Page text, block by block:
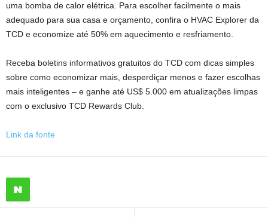
uma bomba de calor elétrica. Para escolher facilmente o mais
adequado para sua casa e orçamento, confira o HVAC Explorer da
TCD e economize até 50% em aquecimento e resfriamento.
Receba boletins informativos gratuitos do TCD com dicas simples
sobre como economizar mais, desperdiçar menos e fazer escolhas
mais inteligentes – e ganhe até US$ 5.000 em atualizações limpas
com o exclusivo TCD Rewards Club.
Link da fonte